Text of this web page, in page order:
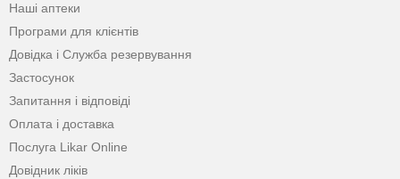
Наші аптеки
Програми для клієнтів
Довідка і Служба резервування
Застосунок
Запитання і відповіді
Оплата і доставка
Послуга Likar Online
Довідник ліків